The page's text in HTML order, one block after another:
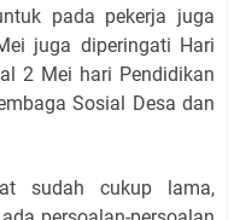
pada pekerja juga
juga diperingati Hari
2 Mei hari Pendidikan
Sosial Desa dan
sudah cukup lama,